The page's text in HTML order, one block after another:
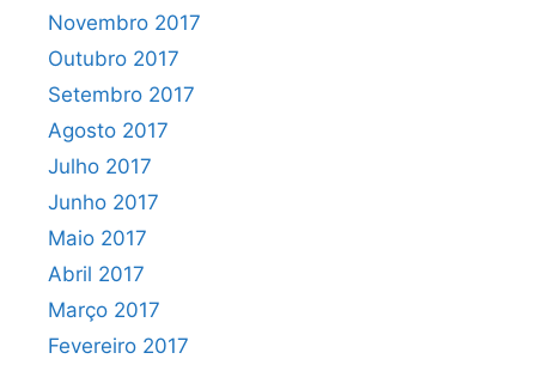
Novembro 2017
Outubro 2017
Setembro 2017
Agosto 2017
Julho 2017
Junho 2017
Maio 2017
Abril 2017
Março 2017
Fevereiro 2017